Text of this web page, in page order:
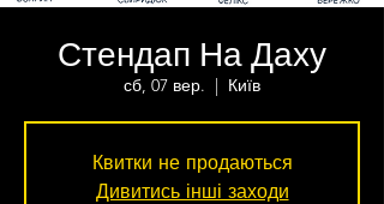
Стендап На Даху
сб, 07 вер.
  |
Київ
Квитки не продаються
Дивитись інші заходи